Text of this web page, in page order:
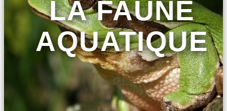
LA FAUNE
AQUATIQUE